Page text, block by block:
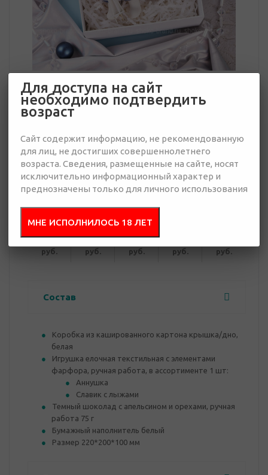
6 265 руб.
Много
Отправить
запрос
Добавить в
7 208
руб.
6 834
руб.
6 639
руб.
руб.
руб.
Состав
Коробка из кашированного картона крышка/дно,
белая
Игрушка елочная текстильная с элементами
фарфора, ручная работа, в ассортименте 1 шт:
Аннушка
Славик с лыжами
Темный шоколад с апельсином и орехами, ручная
работа 75 г
Бумажный наполнитель белый
Размер 220*200*100 мм
Для доступа на сайт
необходимо подтвердить
возраст
Сайт содержит информацию, не рекомендованную
для лиц, не достигших совершеннолетнего
возраста. Сведения, размещенные на сайте, носят
исключительно информационный характер и
преднозначены только для личного использования
МНЕ ИСПОЛНИЛОСЬ 18 ЛЕТ